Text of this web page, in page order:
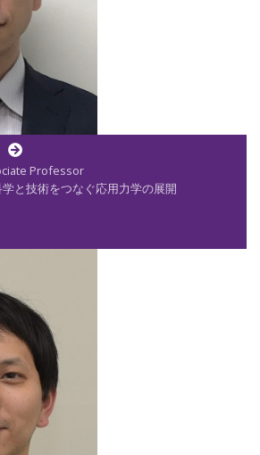
Professor
と技術をつなぐ応用力学の展開